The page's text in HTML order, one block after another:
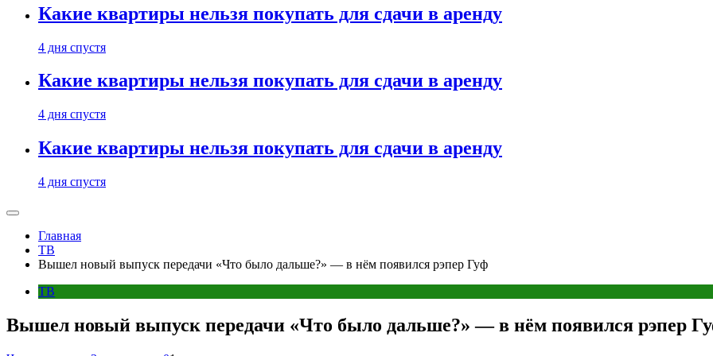
Какие квартиры нельзя покупать для сдачи в аренду
4 дня спустя
Какие квартиры нельзя покупать для сдачи в аренду
4 дня спустя
Какие квартиры нельзя покупать для сдачи в аренду
4 дня спустя
Главная
ТВ
Вышел новый выпуск передачи «Что было дальше?» — в нём появился рэпер Гуф
ТВ
Вышел новый выпуск передачи «Что было дальше?» — в нём появился рэпер